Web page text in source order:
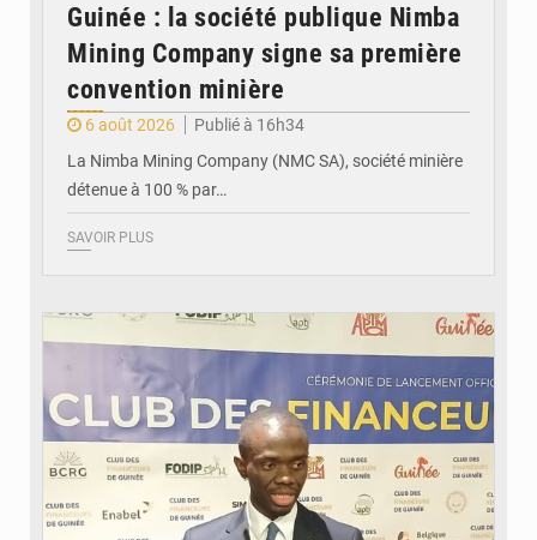
Guinée : la société publique Nimba
Mining Company signe sa première
convention minière
6 août 2026
Publié à 16h34
La Nimba Mining Company (NMC SA), société minière
détenue à 100 % par…
SAVOIR PLUS